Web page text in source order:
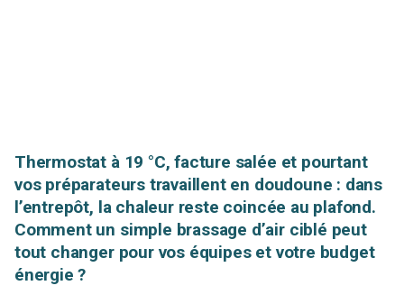
Thermostat à 19 °C, facture salée et pourtant
vos préparateurs travaillent en doudoune : dans
l’entrepôt, la chaleur reste coincée au plafond.
Comment un simple brassage d’air ciblé peut
tout changer pour vos équipes et votre budget
énergie ?